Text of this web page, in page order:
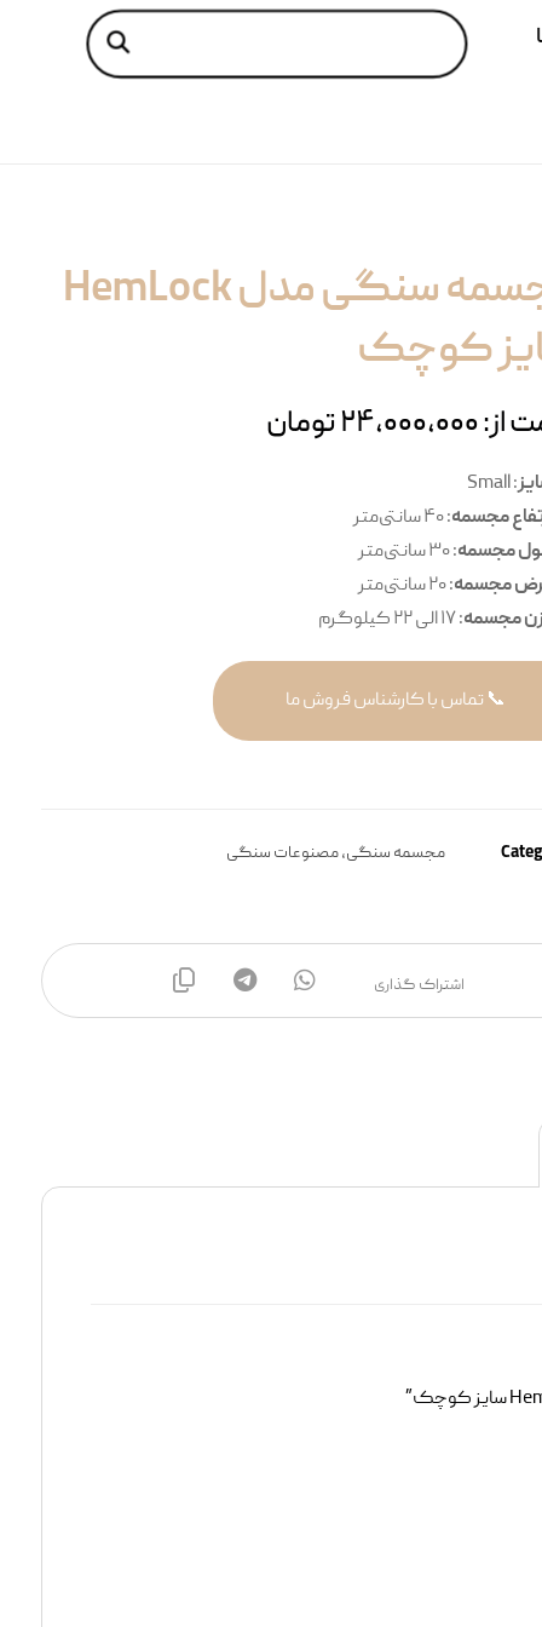
مجسمه سنگی مدل HemLock
کوچک
از:۲۴,۰۰۰,۰۰۰تومان
: Small
مجسمه: ۴۰ سانتی‌متر
مجسمه: ۳۰ سانتی‌متر
مجسمه: ۲۰ سانتی‌متر
مجسمه: ۱۷ الی ۲۲ کیلوگرم
📞 تماس با کارشناس فروش ما
مجسمه سنگی,مصنوعات سنگی